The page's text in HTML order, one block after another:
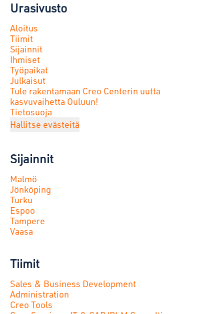
Urasivusto
Aloitus
Tiimit
Sijainnit
Ihmiset
Työpaikat
Julkaisut
Tule rakentamaan Creo Centerin uutta
kasvuvaihetta Ouluun!
Tietosuoja
Hallitse evästeitä
Sijainnit
Malmö
Jönköping
Turku
Espoo
Tampere
Vaasa
Tiimit
Sales & Business Development
Administration
Creo Tools